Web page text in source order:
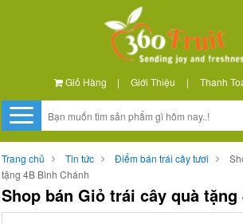
Giỏ Hàng | Giới Thiệu | Thanh
Trang chủ Tin tức Điểm bán trái cây tươi
tặng 4B Bình Chánh
Shop bán Giỏ trái cây quà tặng